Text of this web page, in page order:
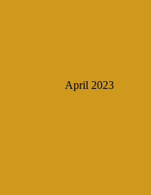
April 2023